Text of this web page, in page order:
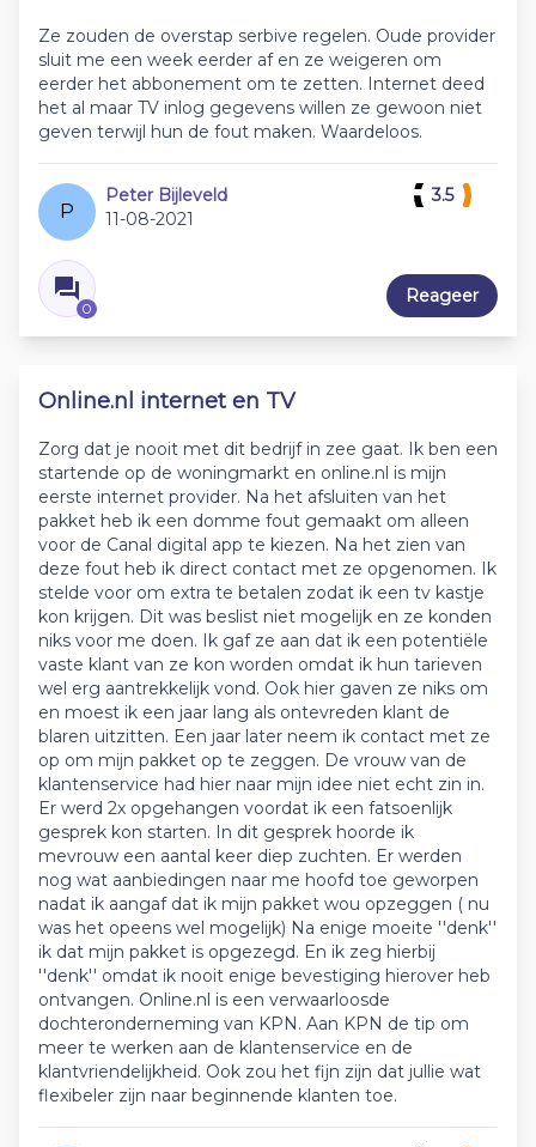
Ze zouden de overstap serbive regelen. Oude provider
sluit me een week eerder af en ze weigeren om
eerder het abbonement om te zetten. Internet deed
het al maar TV inlog gegevens willen ze gewoon niet
geven terwijl hun de fout maken. Waardeloos.
P
Peter Bijleveld
11-08-2021
0
3.5
Reageer
Online.nl internet en TV
Zorg dat je nooit met dit bedrijf in zee gaat. Ik ben een
startende op de woningmarkt en online.nl is mijn
eerste internet provider. Na het afsluiten van het
pakket heb ik een domme fout gemaakt om alleen
voor de Canal digital app te kiezen. Na het zien van
deze fout heb ik direct contact met ze opgenomen. Ik
stelde voor om extra te betalen zodat ik een tv kastje
kon krijgen. Dit was beslist niet mogelijk en ze konden
niks voor me doen. Ik gaf ze aan dat ik een potentiële
vaste klant van ze kon worden omdat ik hun tarieven
wel erg aantrekkelijk vond. Ook hier gaven ze niks om
en moest ik een jaar lang als ontevreden klant de
blaren uitzitten. Een jaar later neem ik contact met ze
op om mijn pakket op te zeggen. De vrouw van de
klantenservice had hier naar mijn idee niet echt zin in.
Er werd 2x opgehangen voordat ik een fatsoenlijk
gesprek kon starten. In dit gesprek hoorde ik
mevrouw een aantal keer diep zuchten. Er werden
nog wat aanbiedingen naar me hoofd toe geworpen
nadat ik aangaf dat ik mijn pakket wou opzeggen ( nu
was het opeens wel mogelijk) Na enige moeite ''denk''
ik dat mijn pakket is opgezegd. En ik zeg hierbij
''denk'' omdat ik nooit enige bevestiging hierover heb
ontvangen. Online.nl is een verwaarloosde
dochteronderneming van KPN. Aan KPN de tip om
meer te werken aan de klantenservice en de
klantvriendelijkheid. Ook zou het fijn zijn dat jullie wat
flexibeler zijn naar beginnende klanten toe.